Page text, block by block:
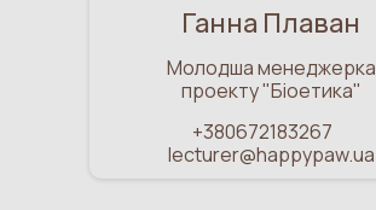
Ганна Плаван
Молодша менеджерка
проекту "Біоетика"
+380672183267
lecturer@happypaw.ua